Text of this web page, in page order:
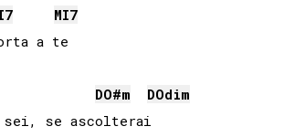
7 MI7
DO#m DOdim